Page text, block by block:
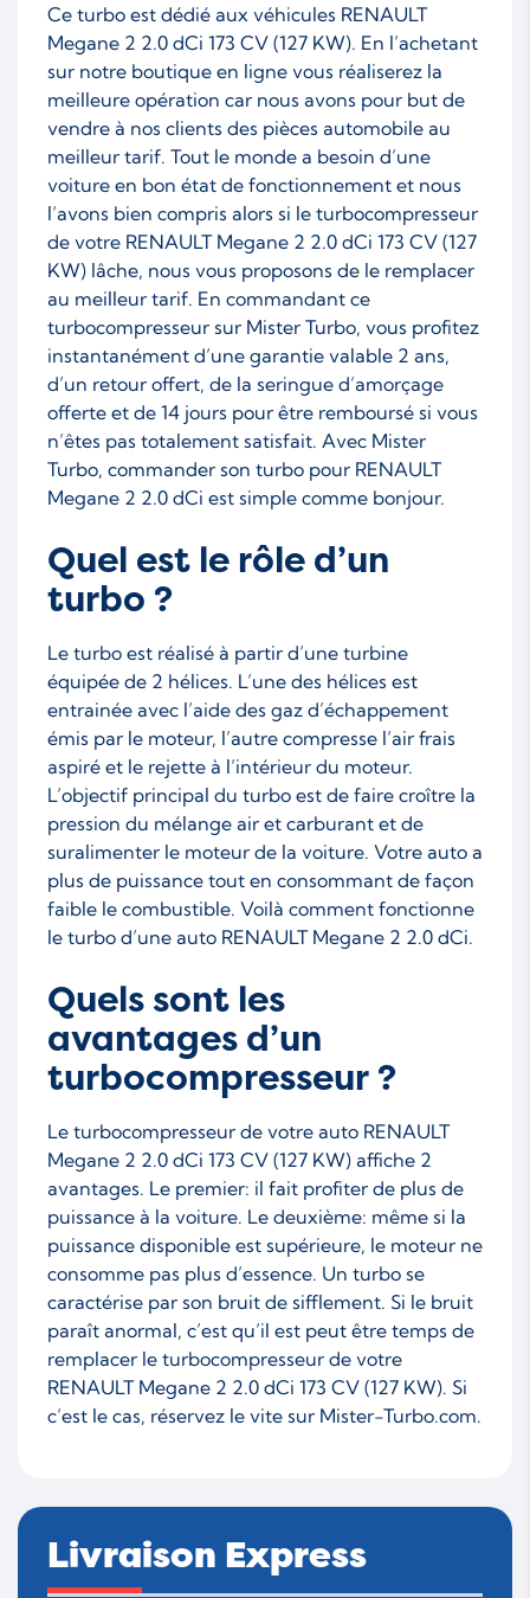
Ce turbo est dédié aux véhicules RENAULT
Megane 2 2.0 dCi 173 CV (127 KW). En l’achetant
sur notre boutique en ligne vous réaliserez la
meilleure opération car nous avons pour but de
vendre à nos clients des pièces automobile au
meilleur tarif. Tout le monde a besoin d’une
voiture en bon état de fonctionnement et nous
l’avons bien compris alors si le turbocompresseur
de votre RENAULT Megane 2 2.0 dCi 173 CV (127
KW) lâche, nous vous proposons de le remplacer
au meilleur tarif. En commandant ce
turbocompresseur sur Mister Turbo, vous profitez
instantanément d’une garantie valable 2 ans,
d’un retour offert, de la seringue d’amorçage
offerte et de 14 jours pour être remboursé si vous
n’êtes pas totalement satisfait. Avec Mister
Turbo, commander son turbo pour RENAULT
Megane 2 2.0 dCi est simple comme bonjour.
Quel est le rôle d’un
turbo ?
Le turbo est réalisé à partir d’une turbine
équipée de 2 hélices. L’une des hélices est
entrainée avec l’aide des gaz d’échappement
émis par le moteur, l’autre compresse l’air frais
aspiré et le rejette à l’intérieur du moteur.
L’objectif principal du turbo est de faire croître la
pression du mélange air et carburant et de
suralimenter le moteur de la voiture. Votre auto a
plus de puissance tout en consommant de façon
faible le combustible. Voilà comment fonctionne
le turbo d’une auto RENAULT Megane 2 2.0 dCi.
Quels sont les
avantages d’un
turbocompresseur ?
Le turbocompresseur de votre auto RENAULT
Megane 2 2.0 dCi 173 CV (127 KW) affiche 2
avantages. Le premier: il fait profiter de plus de
puissance à la voiture. Le deuxième: même si la
puissance disponible est supérieure, le moteur ne
consomme pas plus d’essence. Un turbo se
caractérise par son bruit de sifflement. Si le bruit
paraît anormal, c’est qu’il est peut être temps de
remplacer le turbocompresseur de votre
RENAULT Megane 2 2.0 dCi 173 CV (127 KW). Si
c’est le cas, réservez le vite sur Mister-Turbo.com.
Livraison Express